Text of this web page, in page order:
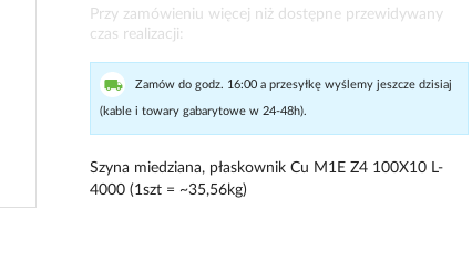
Przy zamówieniu więcej niż dostępne przewidywany
czas realizacji
Zamów do godz. 16:00 a przesyłkę wyślemy jeszcze dzisiaj
(kable i towary gabarytowe w 24-48h).
Szyna miedziana, płaskownik Cu M1E Z4 100X10 L-
4000 (1szt = ~35,56kg)